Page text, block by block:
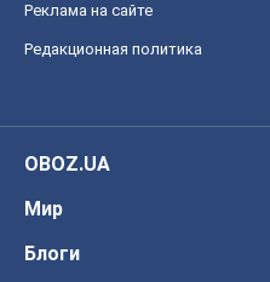
Реклама на сайте
Редакционная политика
OBOZ.UA
Мир
Блоги